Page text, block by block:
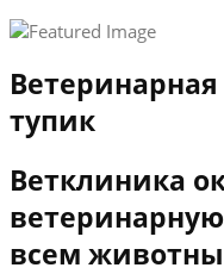
тупик
Ветклиника
всем